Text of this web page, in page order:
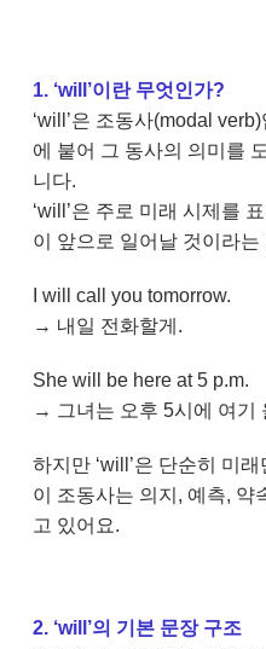
1. ‘will’이란 무엇인가?
‘will’은 조동사(modal
에 붙어 그 동사의 의미를
니다.
‘will’은 주로 미래 시제를
이 앞으로 일어날 것이라
I will call you tomorrow.
→ 내일 전화할게.
She will be here at 5 p.m.
→ 그녀는 오후 5시에 여기
하지만 ‘will’은 단순히 미
이 조동사는 의지, 예측, 약
고 있어요.
2. ‘will’의 기본 문장 구조